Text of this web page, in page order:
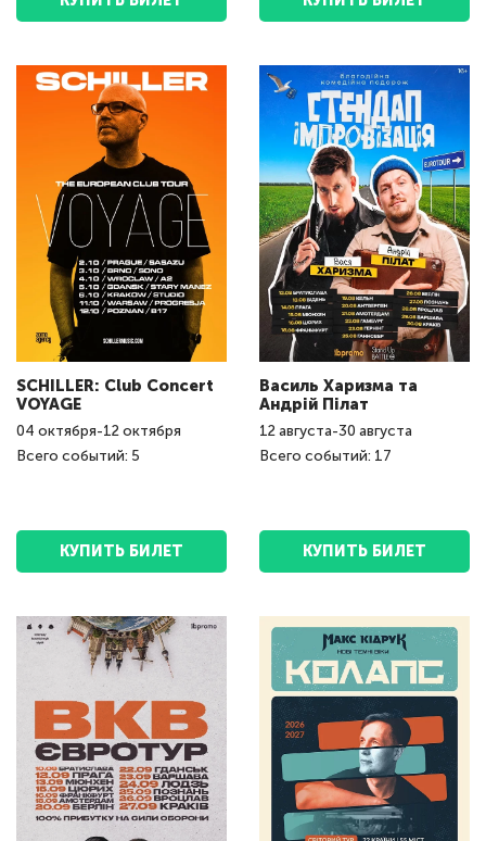
SCHILLER: Club Concert
VOYAGE
04 октября-12октября
Всего событий: 5
КУПИТЬ БИЛЕТ
Василь Харизма та
Андрій Пілат
12августа-30 августа
Всего событий: 17
КУПИТЬ БИЛЕТ